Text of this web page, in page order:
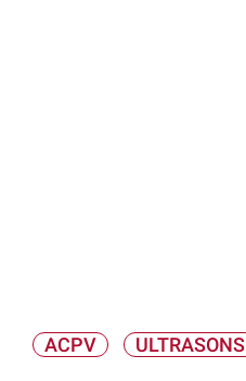
ACPV ULTRASONS